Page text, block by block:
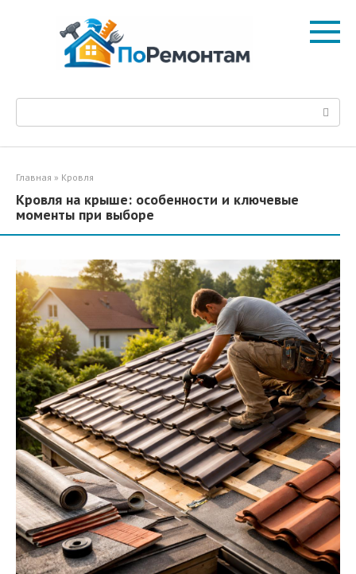
Поиск:
Главная » Кровля
Кровля на крыше: особенности и ключевые
моменты при выборе